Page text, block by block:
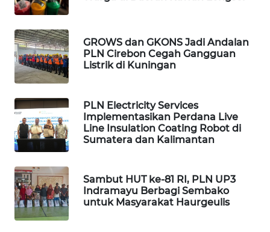
GROWS dan GKONS Jadi Andalan
PLN Cirebon Cegah Gangguan
Listrik di Kuningan
PLN Electricity Services
Implementasikan Perdana Live
Line Insulation Coating Robot di
Sumatera dan Kalimantan
Sambut HUT ke-81 RI, PLN UP3
Indramayu Berbagi Sembako
untuk Masyarakat Haurgeulis
TAPANULI
TENGAH
WN DELI
WN
TEBING
TINGGI
WN
PAKPAK